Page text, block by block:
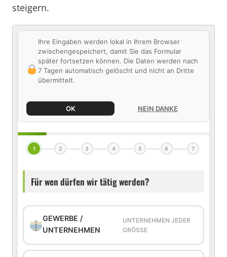
steigern.
Ihre Eingaben werden lokal in Ihrem Browser
zwischengespeichert, damit Sie das Formular
später fortsetzen können. Die Daten werden nach
7 Tagen automatisch gelöscht und nicht an Dritte
übermittelt.
OK NEIN DANKE
1 2 3 4 5 6 7
Für wen dürfen wir tätig werden?
GEWERBE /
UNTERNEHMEN
UNTERNEHMEN JEDER
GRÖSSE